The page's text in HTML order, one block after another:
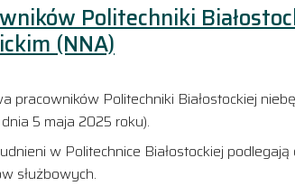
Politechniki
(NNA)
pracowników Politechniki Białostockiej
5 maja 2025 roku).
w Politechnice Białostockiej
służbowych.